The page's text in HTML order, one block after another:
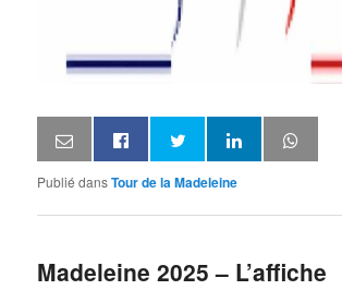
Publié dansTour de la Madeleine
Madeleine 2025 – L’affiche